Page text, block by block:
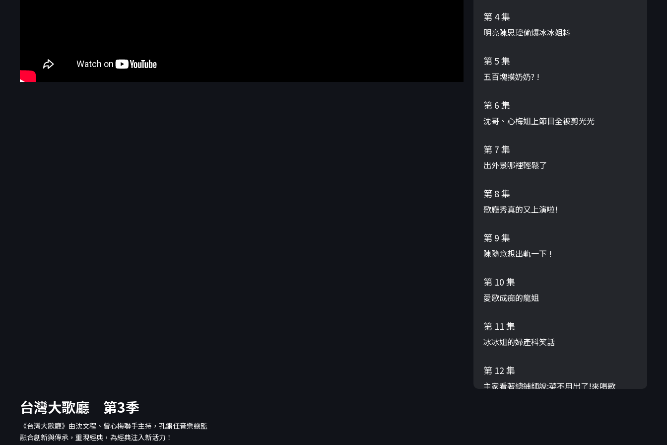
第 4 集
明亮陳思瑋偷爆冰冰姐料
第 5 集
五百塊摸奶奶? !
第 6 集
沈哥、心梅姐上節目全被剪光光
第 7 集
出外景哪裡輕鬆了
第 8 集
歌廳秀真的又上演啦!
第 9 集
陳隨意想出軌一下 !
第 10 集
愛歌成痴的龍姐
第 11 集
冰冰姐的婦產科笑話
第 12 集
主家看著總鋪師說:菜不用出了!來唱歌
台灣大歌廳 第3季
《台灣大歌廳》由沈文程、曾心梅聯手主持，孔鏘任音樂總監
融合創新與傳承，重現經典，為經典注入新活力！